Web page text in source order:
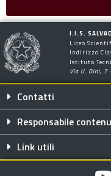
I.I.S.
Liceo
Indirizzo
Istituto
Via U. Dini,
Contatti
Responsabile
Link utili